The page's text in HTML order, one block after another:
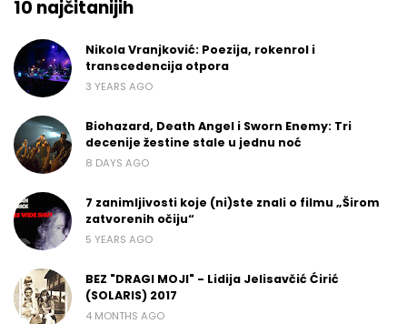
10 najčitanijih
Nikola Vranjković: Poezija, rokenrol i
transcedencija otpora
3 YEARS AGO
Biohazard, Death Angel i Sworn Enemy: Tri
decenije žestine stale u jednu noć
8 DAYS AGO
7 zanimljivosti koje (ni)ste znali o filmu „Širom
zatvorenih očiju“
5 YEARS AGO
BEZ "DRAGI MOJI" - Lidija Jelisavčić Ćirić
(SOLARIS) 2017
4 MONTHS AGO